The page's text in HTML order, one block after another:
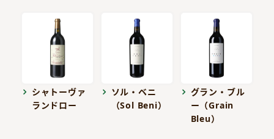
シャトーヴァ
ランドロー
ソル・ベニ
（Sol Beni）
グラン・ブル
ー（Grain
Bleu）